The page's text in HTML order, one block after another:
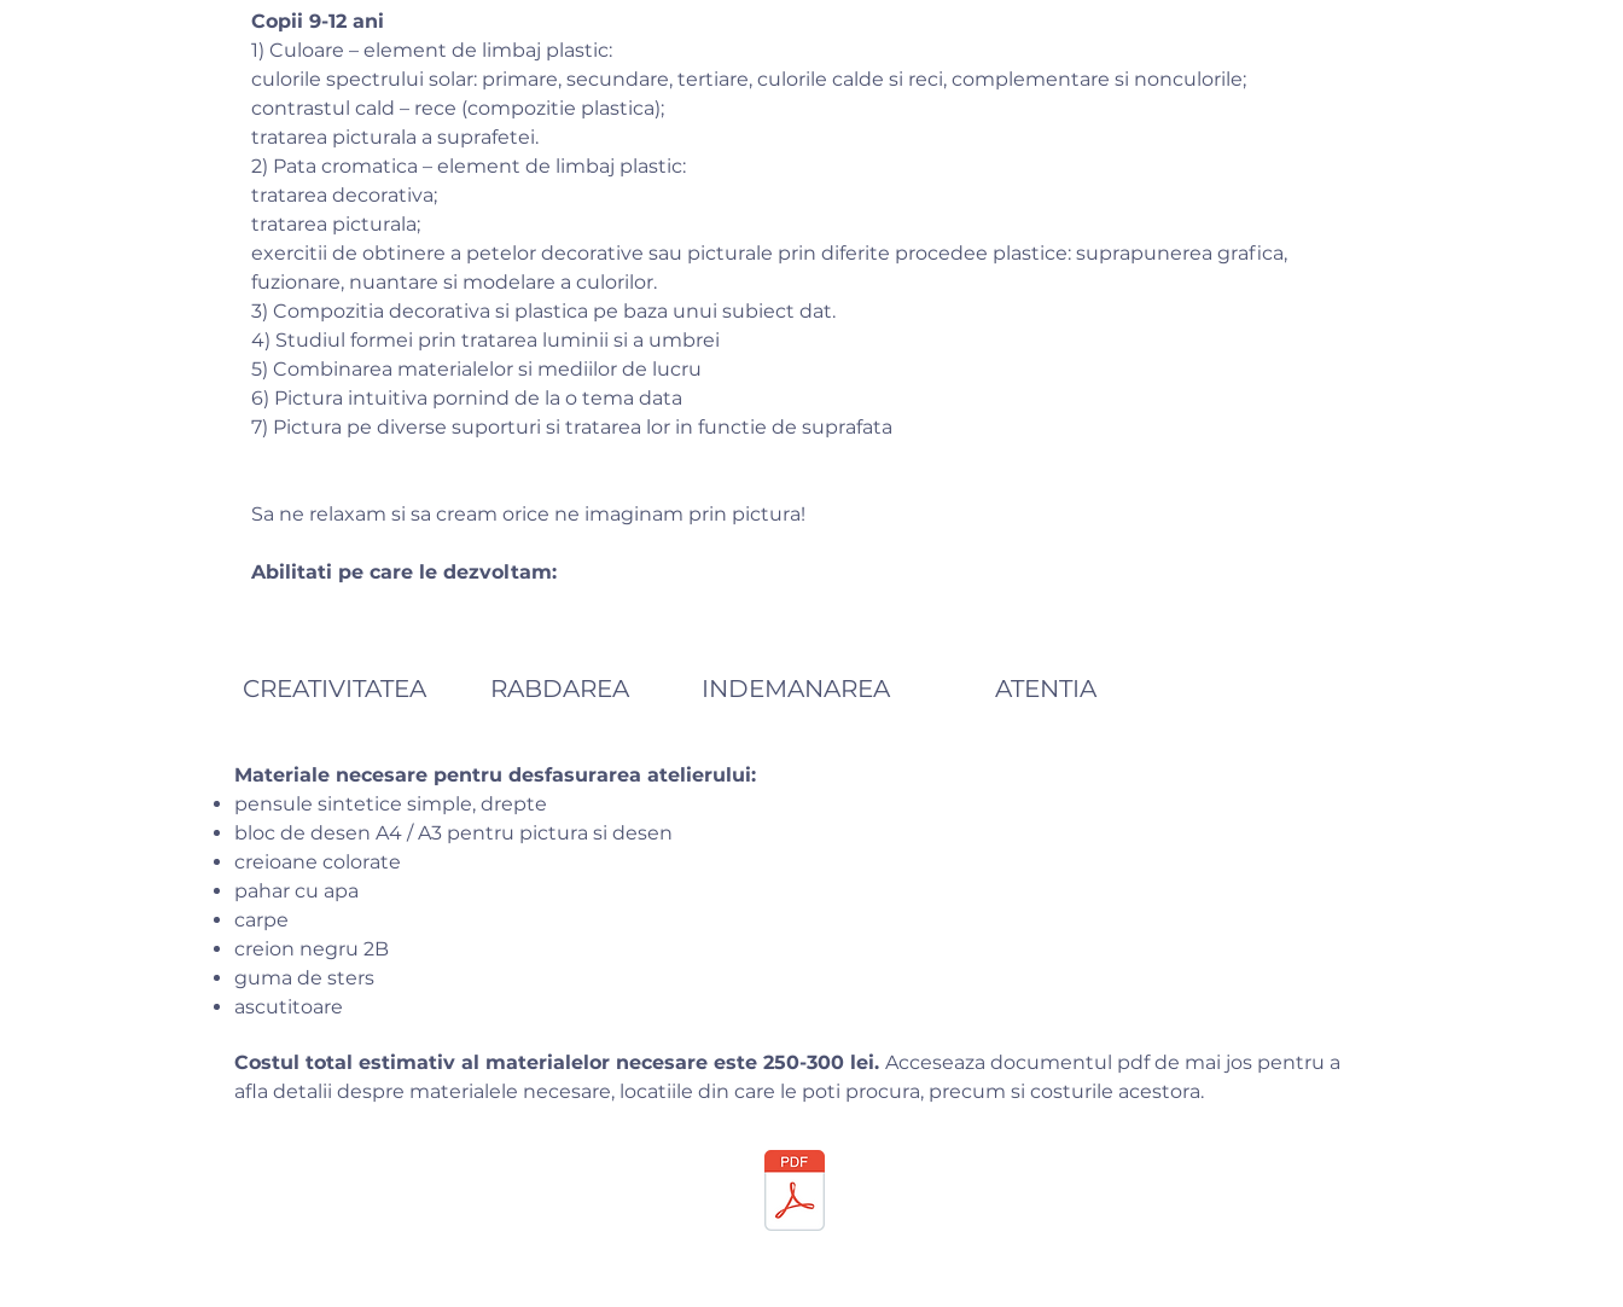
Copii 9-12 ani
1) Culoare – element de limbaj plastic:
culorile spectrului solar: primare, secundare, tertiare, culorile calde si reci, complementare si nonculorile;
contrastul cald – rece (compozitie plastica);
tratarea picturala a suprafetei.
2) Pata cromatica – element de limbaj plastic:
tratarea decorativa;
tratarea picturala;
exercitii de obtinere a petelor decorative sau picturale prin diferite procedee plastice: suprapunerea grafica,
fuzionare, nuantare si modelare a culorilor.
3) Compozitia decorativa si plastica pe baza unui subiect dat.
4) Studiul formei prin tratarea luminii si a umbrei
5) Combinarea materialelor si mediilor de lucru
6) Pictura intuitiva pornind de la o tema data
7) Pictura pe diverse suporturi si tratarea lor in functie de suprafata
Sa ne relaxam si sa cream orice ne imaginam prin pictura!
Abilitati pe care le dezvoltam:
CREATIVITATEA RABDAREA INDEMANAREA ATENTIA
Materiale necesare pentru desfasurarea atelierului:
pensule sintetice simple, drepte
bloc de desen A4 / A3 pentru pictura si desen
creioane colorate
pahar cu apa
carpe
creion negru 2B
guma de sters
ascutitoare
Costul total estimativ al materialelor necesare este 250-300 lei. Acceseaza documentul pdf de mai jos pentru a
afla detalii despre materialele necesare, locatiile din care le poti procura, precum si costurile acestora.